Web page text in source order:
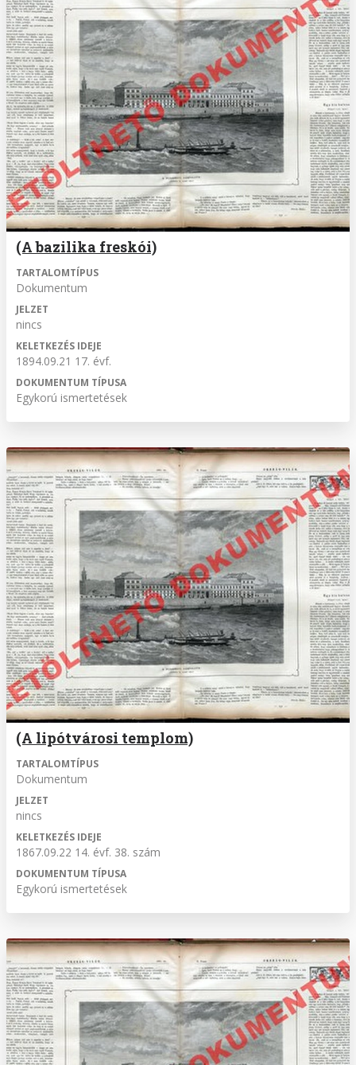
(A bazilika freskói)
TARTALOMTÍPUS
Dokumentum
JELZET
nincs
KELETKEZÉS IDEJE
1894.09.21 17. évf.
DOKUMENTUM TÍPUSA
Egykorú ismertetések
(A lipótvárosi templom)
TARTALOMTÍPUS
Dokumentum
JELZET
nincs
KELETKEZÉS IDEJE
1867.09.22 14. évf. 38. szám
DOKUMENTUM TÍPUSA
Egykorú ismertetések